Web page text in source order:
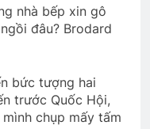
BCL Tân Niên 2024
Ago
Chương 10
nhà bếp xin gô
đâu? Brodard
bức tượng hai
trước Quốc Hội,
chụp mấy tấm